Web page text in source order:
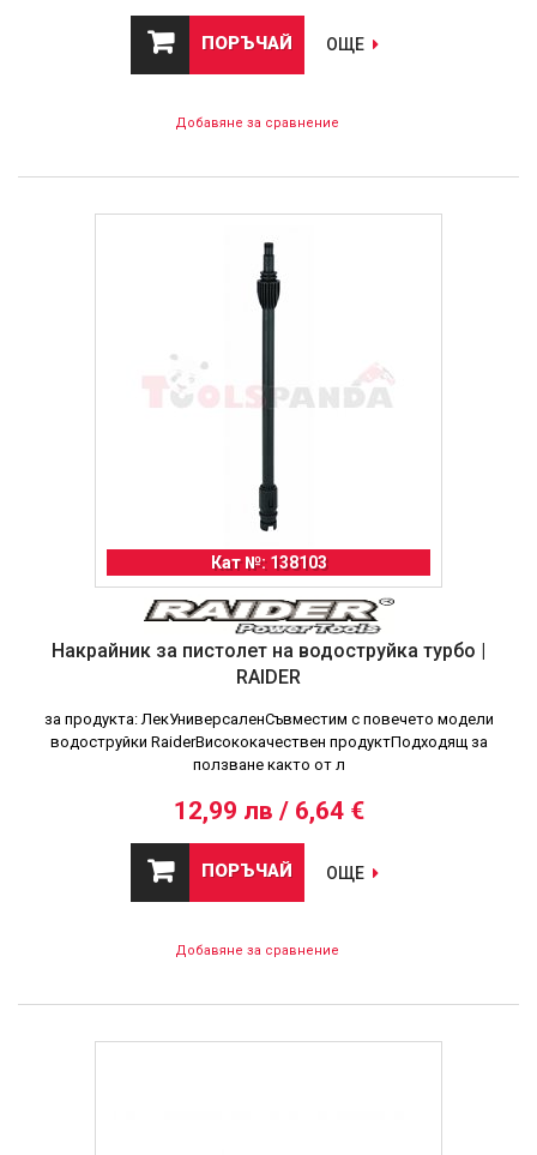
ПОРЪЧАЙ ОЩЕ
Добавяне за сравнение
Кат №: 138103
Накрайник за пистолет на водоструйка турбо |
RAIDER
за продукта: ЛекУниверсаленСъвместим с повечето модели
водоструйки RaiderВисококачествен продуктПодходящ за
ползване както от л
12,99 лв / 6,64 €
ПОРЪЧАЙ ОЩЕ
Добавяне за сравнение